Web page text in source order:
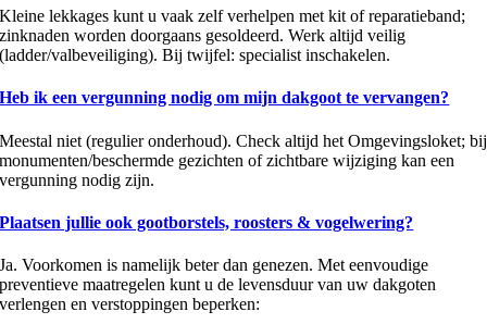
Kleine lekkages kunt u vaak zelf verhelpen met kit of reparatieband;
zinknaden worden doorgaans gesoldeerd. Werk altijd veilig
(ladder/valbeveiliging). Bij twijfel: specialist inschakelen.
Heb ik een vergunning nodig om mijn dakgoot te vervangen?
Meestal niet (regulier onderhoud). Check altijd het Omgevingsloket; bij
monumenten/beschermde gezichten of zichtbare wijziging kan een
vergunning nodig zijn.
Plaatsen jullie ook gootborstels, roosters & vogelwering?
Ja. Voorkomen is namelijk beter dan genezen. Met eenvoudige
preventieve maatregelen kunt u de levensduur van uw dakgoten
verlengen en verstoppingen beperken: